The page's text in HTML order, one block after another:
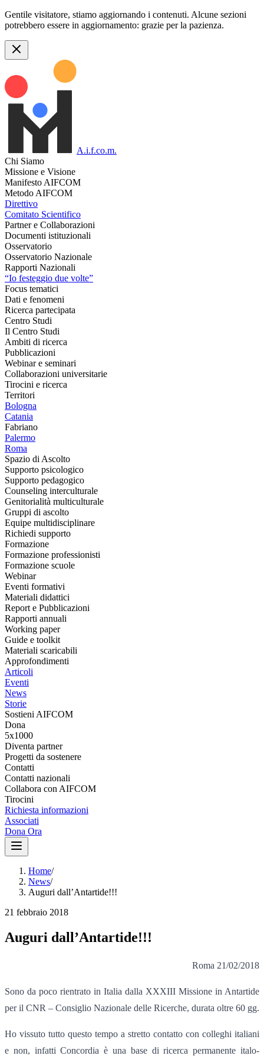
Gentile visitatore, stiamo aggiornando i contenuti. Alcune sezioni
potrebbero essere in aggiornamento: grazie per la pazienza.
A.i.f.co.m.
Chi Siamo
Missione e Visione
Manifesto AIFCOM
Metodo AIFCOM
Direttivo
Comitato Scientifico
Partner e Collaborazioni
Documenti istituzionali
Osservatorio
Osservatorio Nazionale
Rapporti Nazionali
“Io festeggio due volte”
Focus tematici
Dati e fenomeni
Ricerca partecipata
Centro Studi
Il Centro Studi
Ambiti di ricerca
Pubblicazioni
Webinar e seminari
Collaborazioni universitarie
Tirocini e ricerca
Territori
Bologna
Catania
Fabriano
Palermo
Roma
Spazio di Ascolto
Supporto psicologico
Supporto pedagogico
Counseling interculturale
Genitorialità multiculturale
Gruppi di ascolto
Equipe multidisciplinare
Richiedi supporto
Formazione
Formazione professionisti
Formazione scuole
Webinar
Eventi formativi
Materiali didattici
Report e Pubblicazioni
Rapporti annuali
Working paper
Guide e toolkit
Materiali scaricabili
Approfondimenti
Articoli
Eventi
News
Storie
Sostieni AIFCOM
Dona
5x1000
Diventa partner
Progetti da sostenere
Contatti
Contatti nazionali
Collabora con AIFCOM
Tirocini
Richiesta informazioni
Associati
Dona Ora
Home/
News/
Auguri dall’Antartide!!!
21 febbraio 2018
Auguri dall’Antartide!!!
Roma 21/02/2018
Sono da poco rientrato in Italia dalla XXXIII Missione in Antartide
per il CNR – Consiglio Nazionale delle Ricerche, durata oltre 60 gg.
Ho vissuto tutto questo tempo a stretto contatto con colleghi italiani
e non, infatti Concordia è una base di ricerca permanente italo-